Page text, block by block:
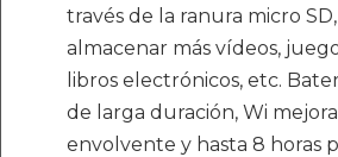
través de la ranura micro
almacenar más vídeos,
libros electrónicos, etc.
de larga duración, Wi
envolvente y hasta 8 horas